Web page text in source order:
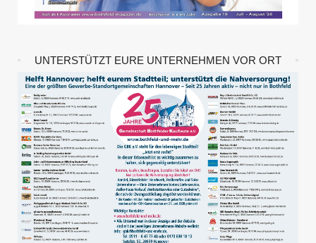
UNTERSTÜTZT EURE UNTERNEHMEN VOR ORT